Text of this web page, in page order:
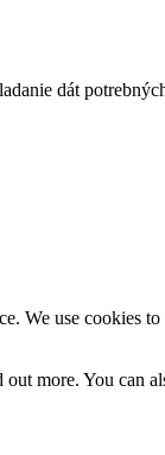
dát
We use
more. You can